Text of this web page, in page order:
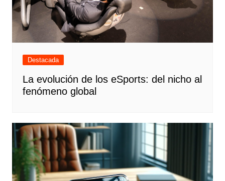
Destacada
La evolución de los eSports: del nicho al
fenómeno global